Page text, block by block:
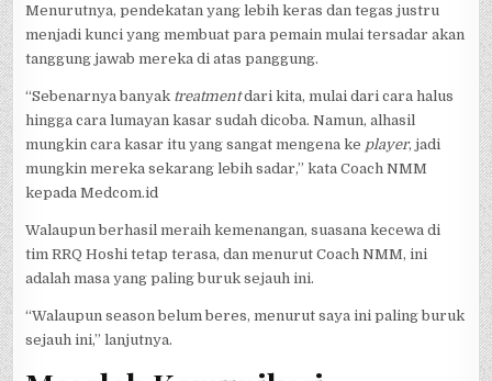
Menurutnya, pendekatan yang lebih keras dan tegas justru
menjadi kunci yang membuat para pemain mulai tersadar akan
tanggung jawab mereka di atas panggung.
“Sebenarnya banyak treatmentdari kita, mulai dari cara halus
hingga cara lumayan kasar sudah dicoba. Namun, alhasil
mungkin cara kasar itu yang sangat mengena ke player, jadi
mungkin mereka sekarang lebih sadar,” kata Coach NMM
kepada Medcom.id
Walaupun berhasil meraih kemenangan, suasana kecewa di
tim RRQ Hoshi tetap terasa, dan menurut Coach NMM, ini
adalah masa yang paling buruk sejauh ini.
“Walaupun season belum beres, menurut saya ini paling buruk
sejauh ini,” lanjutnya.